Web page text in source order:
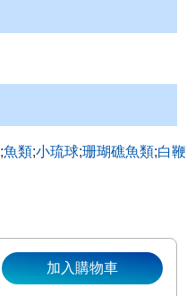
;魚類;小琉球;珊瑚礁魚類;白鞭
加入購物車